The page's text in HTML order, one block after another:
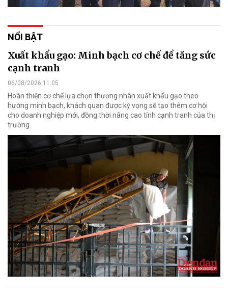
NỔI BẬT
Xuất khẩu gạo: Minh bạch cơ chế để tăng sức
cạnh tranh
06/08/2026 11:05
Hoàn thiện cơ chế lựa chọn thương nhân xuất khẩu gạo theo
hướng minh bạch, khách quan được kỳ vọng sẽ tạo thêm cơ hội
cho doanh nghiệp mới, đồng thời nâng cao tính cạnh tranh của thị
trường.